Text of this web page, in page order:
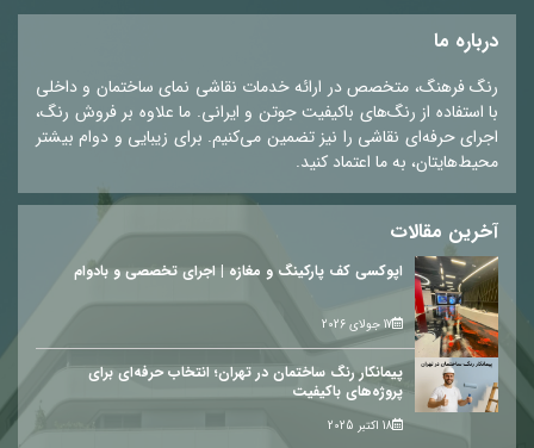
درباره ما
رنگ فرهنگ، متخصص در ارائه خدمات نقاشی نمای ساختمان و داخلی
با استفاده از رنگ‌های باکیفیت جوتن و ایرانی. ما علاوه بر فروش رنگ،
اجرای حرفه‌ای نقاشی را نیز تضمین می‌کنیم. برای زیبایی و دوام بیشتر
محیط‌هایتان، به ما اعتماد کنید.
آخرین مقالات
اپوکسی کف پارکینگ و مغازه | اجرای تخصصی و بادوام
17 جولای 2026
پیمانکار رنگ ساختمان در تهران؛ انتخاب حرفه‌ای برای
پروژه‌های باکیفیت
18 اکتبر 2025